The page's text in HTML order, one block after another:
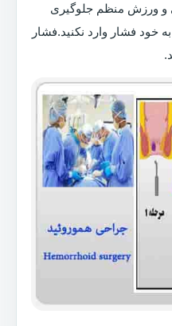
و ورزش منظم جلوگیری
خود فشار وارد نکنید.فشار